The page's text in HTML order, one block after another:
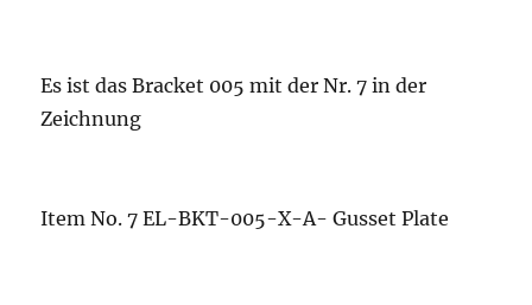
Es ist das Bracket 005 mit der Nr. 7 in der
Zeichnung
Item No. 7 EL-BKT-005-X-A- Gusset Plate